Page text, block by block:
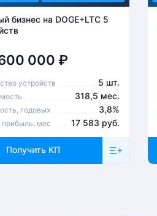
бизнес на DOGE+LTC 5
000 ₽
устройств 5 шт.
318,5 мес.
годовых 3,8%
прибыль, мес 17 583 руб.
Получить КП